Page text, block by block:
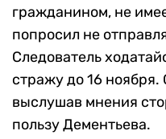
гражданином, не
попросил не
Следователь
стражу до 16
выслушав мнения
пользу Дементьева.